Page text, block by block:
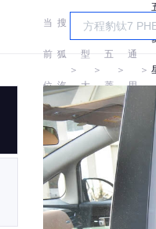
当
前
位
置:
搜
狐
汽
车
＞
车
型
大
全
＞
五
菱
＞
汽
通
用
＞